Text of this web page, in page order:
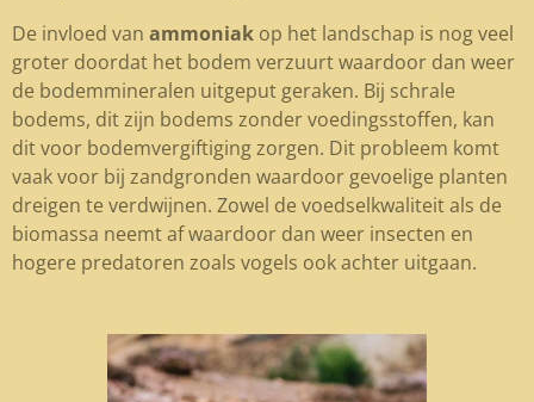
De invloed van ammoniak op het landschap is nog veel
groter doordat het bodem verzuurt waardoor dan weer
de bodemmineralen uitgeput geraken. Bij schrale
bodems, dit zijn bodems zonder voedingsstoffen, kan
dit voor bodemvergiftiging zorgen. Dit probleem komt
vaak voor bij zandgronden waardoor gevoelige planten
dreigen te verdwijnen. Zowel de voedselkwaliteit als de
biomassa neemt af waardoor dan weer insecten en
hogere predatoren zoals vogels ook achter uitgaan.